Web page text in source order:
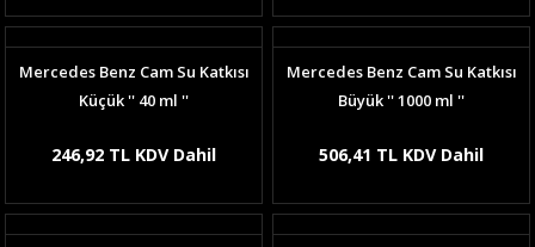
Mercedes Benz Cam Su Katkısı
Küçük '' 40 ml ''
246,92 TL KDV Dahil
Mercedes Benz Cam Su Katkısı
Büyük '' 1000 ml ''
506,41 TL KDV Dahil